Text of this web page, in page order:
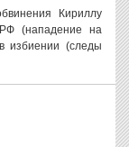
Кириллу
(нападение на
избиении (следы